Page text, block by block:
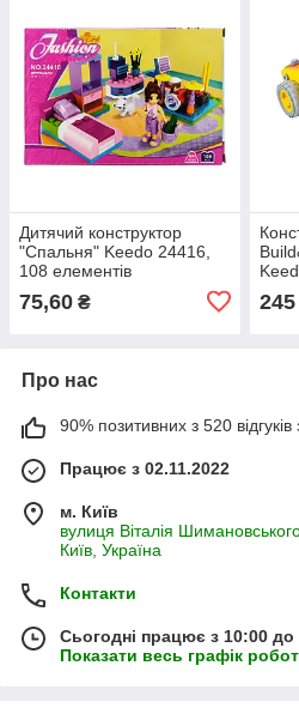
Дитячий конструктор
"Спальня" Keedo 24416,
108 елементів
75,60 ₴ 245
Про нас
90% позитивних з 520 відгуків
Працює з 02.11.2022
м. Київ
вулиця Віталія
Київ, Україна
Контакти
Сьогодні працює з 10:00 до
Показати весь графік